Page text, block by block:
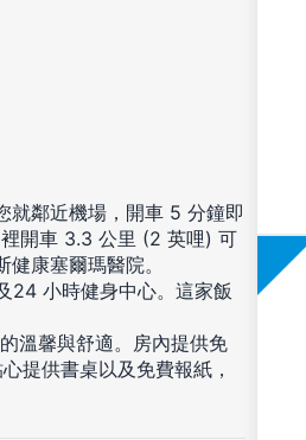
就鄰近機場，開車 5 分鐘即
開車 3.3 公里 (2 英哩) 可
康塞爾瑪醫院。
24 小時健身中心。這家飯
溫馨與舒適。房內提供免
提供書桌以及免費報紙，